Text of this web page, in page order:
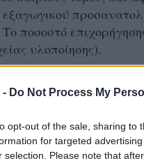
- Do Not Process My
opt-out of the sale, sharing
for targeted
selection. Please note that
εξαγωγικού
ποσοστό
υλοποίησης).
από το
της Ευρωπαϊκής
25 Κ (ΕΕ) 2021/1060)
εμπίπτουν στο